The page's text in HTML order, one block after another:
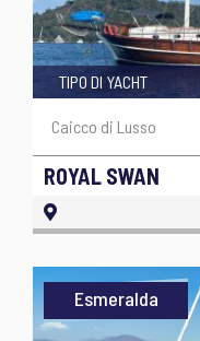
ROYAL SWAN
TIPO DI YACHT
Caicco di Lusso
Esmeralda